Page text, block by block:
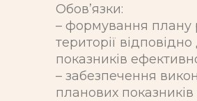
Обов’язки:
– формування плану
території відповідно
показників
– забезпечення
планових показників